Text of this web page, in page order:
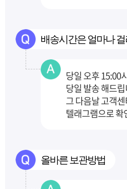
배송시간은 얼마나
당일 오후 15:00
당일 발송 해드
그 다음날 고객
텔래그램으로
올바른 보관방법